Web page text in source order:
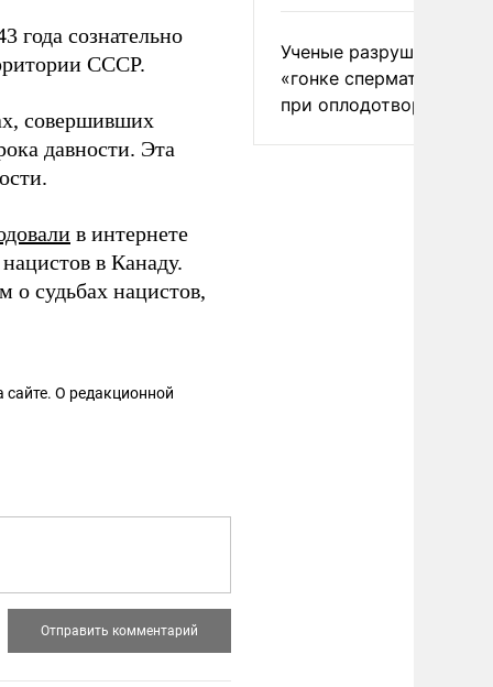
года сознательно
СССР.
совершивших
давности. Эта
в интернете
в Канаду.
о судьбах нацистов,
сайте. О редакционной
Ученые разрушили миф
«гонке
при оплодотворении